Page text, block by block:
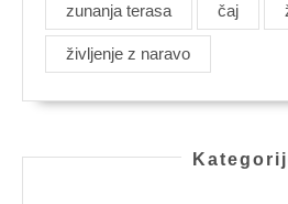
zunanja terasa čaj
življenje z naravo